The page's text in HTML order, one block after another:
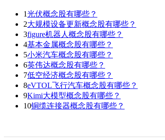
1光伏概念股有哪些？
2大规模设备更新概念股有哪些？
3figure机器人概念股有哪些？
4基本金属概念股有哪些？
5小米汽车概念股有哪些？
6英伟达概念股有哪些？
7低空经济概念股有哪些？
8eVTOL飞行汽车概念股有哪些？
9Kimi大模型概念股有哪些？
10铜缆连接器概念股有哪些？